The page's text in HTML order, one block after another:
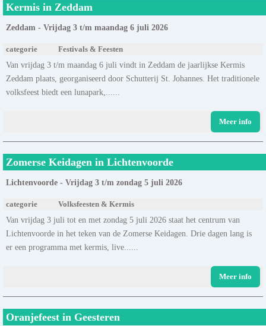
Kermis in Zeddam
Zeddam - Vrijdag 3 t/m maandag 6 juli 2026
categorie Festivals & Feesten
Van vrijdag 3 t/m maandag 6 juli vindt in Zeddam de jaarlijkse Kermis
Zeddam plaats, georganiseerd door Schutterij St. Johannes. Het traditionele
volksfeest biedt een lunapark,......
Meer info
Zomerse Keidagen in Lichtenvoorde
Lichtenvoorde - Vrijdag 3 t/m zondag 5 juli 2026
categorie Volksfeesten & Kermis
Van vrijdag 3 juli tot en met zondag 5 juli 2026 staat het centrum van
Lichtenvoorde in het teken van de Zomerse Keidagen. Drie dagen lang is
er een programma met kermis, live......
Meer info
Oranjefeest in Geesteren